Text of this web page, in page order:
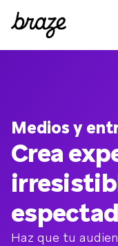
Medios y
Crea
Haz que tu